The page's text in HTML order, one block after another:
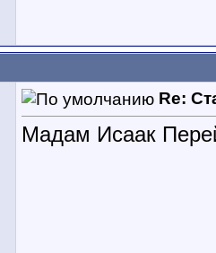
Re:
Мадам Исаак